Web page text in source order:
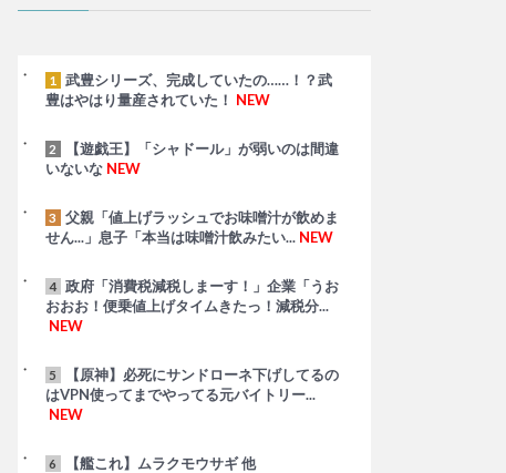
1
武豊シリーズ、完成していたの……！？武
豊はやはり量産されていた！ NEW
2
【遊戯王】「シャドール」が弱いのは間違
いないな NEW
3
父親「値上げラッシュでお味噌汁が飲めま
せん...」息子「本当は味噌汁飲みたい... NEW
4
政府「消費税減税しまーす！」企業「うお
おおお！便乗値上げタイムきたっ！減税分...
NEW
5
【原神】必死にサンドローネ下げしてるの
はVPN使ってまでやってる元バイトリー...
NEW
6 【艦これ】ムラクモウサギ 他